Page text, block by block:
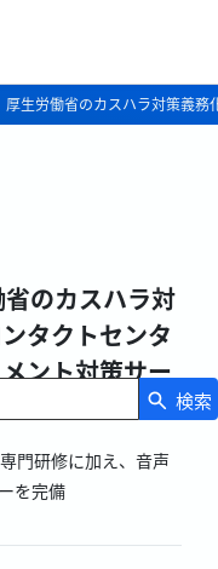
検索
生労働省のカスハラ対策義
のカスハラ対
タクトセンタ
ント対策サー
門研修に加え、音声
を完備